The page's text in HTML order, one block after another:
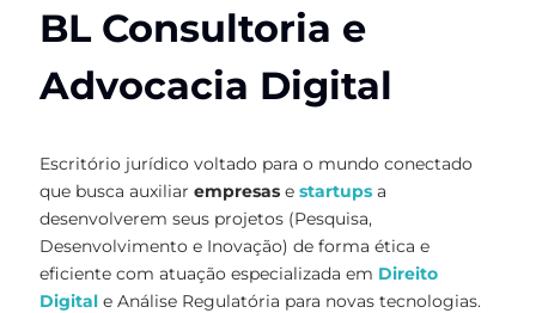
BL Consultoria e
Advocacia Digital
Escritório jurídico voltado para o mundo conectado
que busca auxiliar empresas e startups a
desenvolverem seus projetos (Pesquisa,
Desenvolvimento e Inovação) de forma ética e
eficiente com atuação especializada em Direito
Digital e Análise Regulatória para novas tecnologias.